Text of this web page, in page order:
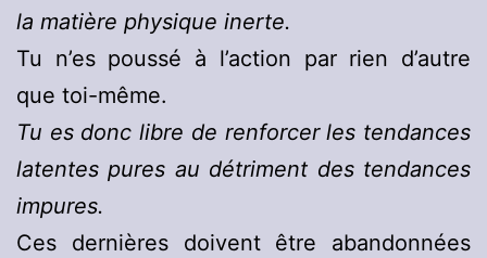
la matière physique inerte.
Tu n’es poussé à l’action par rien d’autre
que toi-même.
Tu es donc libre de renforcer les tendances
latentes pures au détriment des tendances
impures.
Ces dernières doivent être abandonnées